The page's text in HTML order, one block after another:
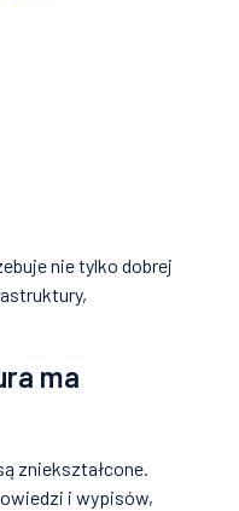
nie tylko dobrej
ma
zniekształcone.
i wypisów,